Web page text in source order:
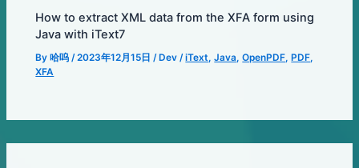
How to extract XML data from the XFA form using
Java with iText7
By哈呜 /2023年12月15日 /Dev /iText,Java,OpenPDF,PDF,
XFA